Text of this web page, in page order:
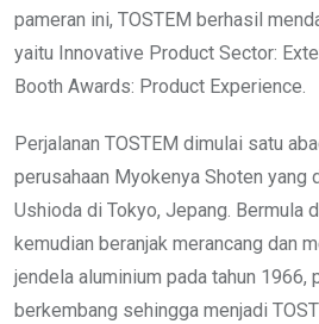
pameran ini, TOSTEM berhasil
yaitu Innovative Product Sector:
Booth Awards: Product Experience.
Perjalanan TOSTEM dimulai satu
perusahaan Myokenya Shoten yang
Ushioda di Tokyo, Jepang. Bermula
kemudian beranjak merancang dan
jendela aluminium pada tahun 1966,
berkembang sehingga menjadi